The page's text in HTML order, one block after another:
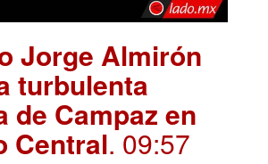
Jorge Almirón
turbulenta
de Campaz en
Central. 09:57